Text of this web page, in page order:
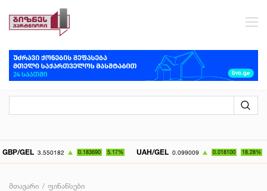
3.550182 0.183690 5.17% UAH/GEL 0.099009 0.018100 18.28% KZT/
მთავარი ფინანსები